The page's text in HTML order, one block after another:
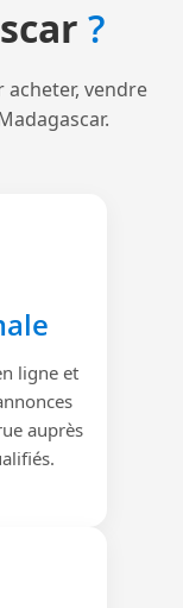
?
vendre
ligne et
auprès